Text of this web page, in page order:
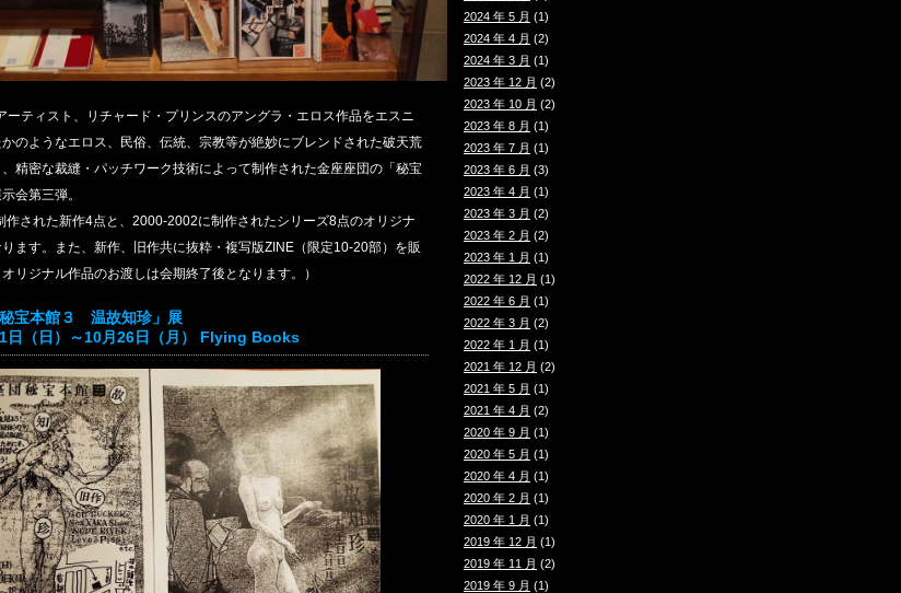
ーティスト、リチャード・プリンスのアングラ・エロス作品をエスニ
のようなエロス、民俗、伝統、宗教等が絶妙にブレンドされた破天荒
精密な裁縫・パッチワーク技術によって制作された金座座団の「秘宝
会第三弾。
作された新作4点と、2000-2002に制作されたシリーズ8点のオリジナ
ます。また、新作、旧作共に抜粋・複写版ZINE（限定10-20部）を販
リジナル作品のお渡しは会期終了後となります。）
宝本館３ 温故知珍」展
日（日）～10月26日（月） Flying Books
2024 年 5 月 (1)
2024 年 4 月 (2)
2024 年 3 月 (1)
2023 年 12 月 (2)
2023 年 10 月 (2)
2023 年 8 月 (1)
2023 年 7 月 (1)
2023 年 6 月 (3)
2023 年 4 月 (1)
2023 年 3 月 (2)
2023 年 2 月 (2)
2023 年 1 月 (1)
2022 年 12 月 (1)
2022 年 6 月 (1)
2022 年 3 月 (2)
2022 年 1 月 (1)
2021 年 12 月 (2)
2021 年 5 月 (1)
2021 年 4 月 (2)
2020 年 9 月 (1)
2020 年 5 月 (1)
2020 年 4 月 (1)
2020 年 2 月 (1)
2020 年 1 月 (1)
2019 年 12 月 (1)
2019 年 11 月 (2)
2019 年 9 月 (1)